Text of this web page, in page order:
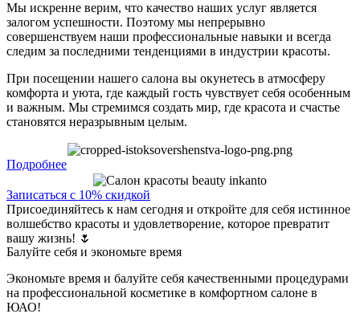
Мы искренне верим, что качество наших услуг является
залогом успешности. Поэтому мы непрерывно
совершенствуем наши профессиональные навыки и всегда
следим за последними тенденциями в индустрии красоты.
При посещении нашего салона вы окунетесь в атмосферу
комфорта и уюта, где каждый гость чувствует себя особенным
и важным. Мы стремимся создать мир, где красота и счастье
становятся неразрывным целым.
Подробнее
Записаться с 10% скидкой
Присоединяйтесь к нам сегодня и откройте для себя истинное
волшебство красоты и удовлетворение, которое превратит
вашу жизнь! 🌷
Балуйте себя и экономьте время
Экономьте время и балуйте себя качественными процедурами
на профессиональной косметике в комфортном салоне в
ЮАО!